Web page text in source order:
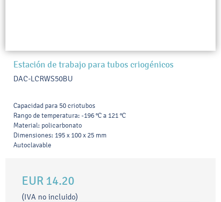
Estación de trabajo para tubos criogénicos
DAC-LCRWS50BU
Capacidad para 50 criotubos
Rango de temperatura: -196 °C a 121 °C
Material: policarbonato
Dimensiones: 195 x 100 x 25 mm
Autoclavable
EUR 14.20
(IVA no incluido)